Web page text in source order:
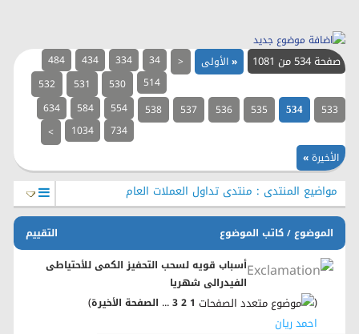
صفحة 534 من 1081 «الأولى <
34
334
434
484
514
530
531
532
533
534
535
536
537
538
554
584
634
734
1034
>
الأخيرة»
مواضيع المنتدى : منتدى تداول العملات العام
التقييم الموضوع/كاتب الموضوع
أسباب قويه لسحب التحفيز الكمى للأحتياطى
الفيدرالى شهريا
(
1
2
3
... الصفحة الأخيرة)
احمد ريان